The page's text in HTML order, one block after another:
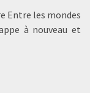
Entre les mondes
à nouveau et